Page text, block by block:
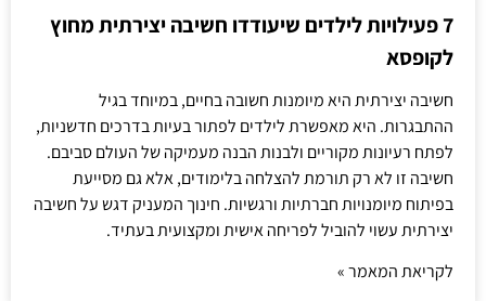
7 פעילויות לילדים שיעודדו חשיבה יצירתית מחוץ
לקופסא
חשיבה יצירתית היא מיומנות חשובה בחיים, במיוחד בגיל
ההתבגרות. היא מאפשרת לילדים לפתור בעיות בדרכים חדשניות,
לפתח רעיונות מקוריים ולבנות הבנה מעמיקה של העולם סביבם.
חשיבה זו לא רק תורמת להצלחה בלימודים, אלא גם מסייעת
בפיתוח מיומנויות חברתיות ורגשיות. חינוך המעניק דגש על חשיבה
יצירתית עשוי להוביל לפריחה אישית ומקצועית בעתיד.
לקריאת המאמר »